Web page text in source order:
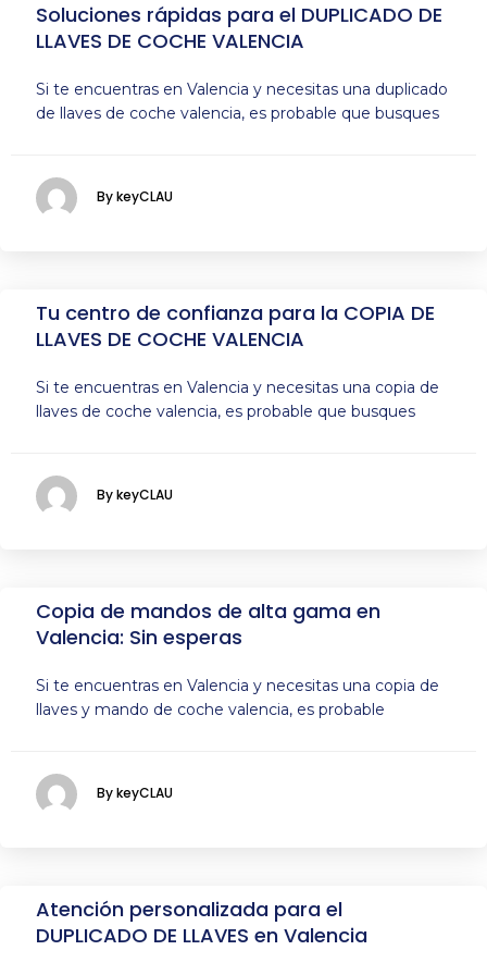
Soluciones rápidas para el DUPLICADO DE
LLAVES DE COCHE VALENCIA
Si te encuentras en Valencia y necesitas una duplicado
de llaves de coche valencia, es probable que busques
By keyCLAU
Tu centro de confianza para la COPIA DE
LLAVES DE COCHE VALENCIA
Si te encuentras en Valencia y necesitas una copia de
llaves de coche valencia, es probable que busques
By keyCLAU
Copia de mandos de alta gama en
Valencia: Sin esperas
Si te encuentras en Valencia y necesitas una copia de
llaves y mando de coche valencia, es probable
By keyCLAU
Atención personalizada para el
DUPLICADO DE LLAVES en Valencia